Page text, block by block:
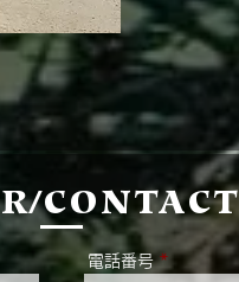
CONTACT
電話番号